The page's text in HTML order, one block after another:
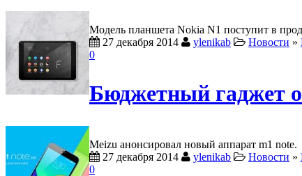
Модель планшета Nokia N1 поступит в
27 декабря 2014
ylenikab Новости »
0
Бюджетный гаджет
Meizu анонсировал новый аппарат m1 note.
27 декабря 2014
ylenikab Новости »
0